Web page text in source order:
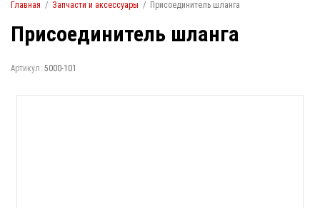
Главная / Запчасти и аксессуары / Присоединитель шланга
Присоединитель шланга
Артикул: 5000-101